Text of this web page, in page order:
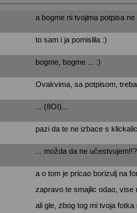
a bogme ni tvojima potpisa ne
to sam i ja pomislila :)
bogme, bogme ... :)
Ovakvima, sa potpisom,
... (8OI)...
pazi da te ne izbace s
... možda da ne
a o tom je pricao borizulj na
zapravo te smajlic odao, vise
ali gle, zbog tog mi tvoja